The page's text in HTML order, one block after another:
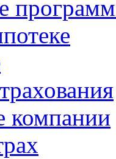
компании